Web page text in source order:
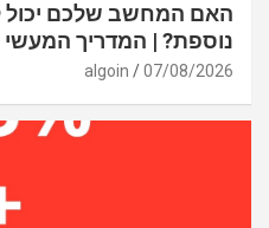
האם המחשב שלכם יכול
נוספת? | המדריך
07/08/2026
algoin